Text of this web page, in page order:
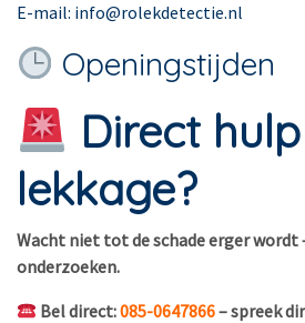
E-mail: info@rolekdetectie.nl
Openingstijden
Direct
lekkage?
Wacht niet tot de schade erger
onderzoeken.
Bel direct:085-0647866– spreek